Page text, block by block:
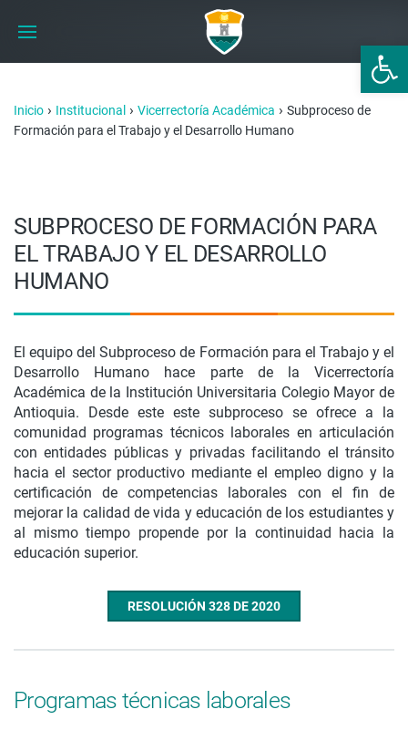
Abrir
Inicio › Institucional › Vicerrectoría Académica › Subproceso de
Formación para el Trabajo y el Desarrollo Humano
SUBPROCESO DE FORMACIÓN PARA
EL TRABAJO Y EL DESARROLLO
HUMANO
El equipo del Subproceso de Formación para el Trabajo y el
Desarrollo Humano hace parte de la Vicerrectoría
Académica de la Institución Universitaria Colegio Mayor de
Antioquia. Desde este este subproceso se ofrece a la
comunidad programas técnicos laborales en articulación
con entidades públicas y privadas facilitando el tránsito
hacia el sector productivo mediante el empleo digno y la
certificación de competencias laborales con el fin de
mejorar la calidad de vida y educación de los estudiantes y
al mismo tiempo propende por la continuidad hacia la
educación superior.
RESOLUCIÓN 328 DE 2020
Programas técnicas laborales